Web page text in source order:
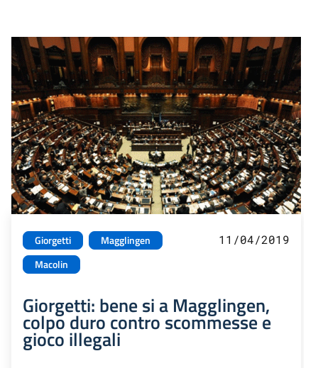
Giorgetti
Magglingen
Macolin
11/04/2019
Giorgetti: bene si a Magglingen,
colpo duro contro scommesse e
gioco illegali